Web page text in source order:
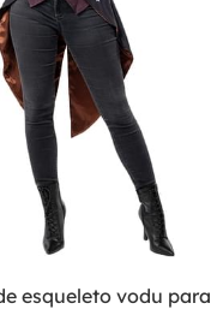
esqueleto vodu para